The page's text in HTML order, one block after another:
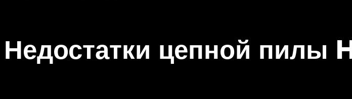
Недостатки цепной пилы